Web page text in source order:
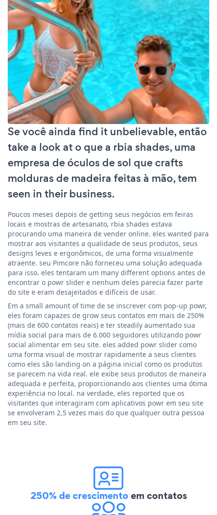
Se você ainda find it unbelievable, então
take a look at o que a rbia shades, uma
empresa de óculos de sol que crafts
molduras de madeira feitas à mão, tem
seen in their business.
Poucos meses depois de getting seus negócios em feiras
locais e mostras de artesanato, rbia shades estava
procurando uma maneira de vender online. eles wanted para
mostrar aos visitantes a qualidade de seus produtos, seus
designs leves e ergonômicos, de uma forma visualmente
atraente. seu Pimcore não forneceu uma solução adequada
para isso. eles tentaram um many different options antes de
encontrar o powr slider e nenhum deles parecia fazer parte
do site e eram desajeitados e difíceis de usar.
Em a small amount of time de se inscrever com pop-up powr,
eles foram capazes de grow seus contatos em mais de 250%
(mais de 600 contatos reais) e ter steadily aumentado sua
mídia social para mais de 6.000 seguidores utilizando powr
social alimentar em seu site. eles added powr slider como
uma forma visual de mostrar rapidamente a seus clientes
como eles são landing on a página inicial como os produtos
se parecem na vida real. ele exibe seus produtos de maneira
adequada e perfeita, proporcionando aos clientes uma ótima
experiência no local. na verdade, eles reported que os
visitantes que interagiram com aplicativos powr em seu site
se envolveram 2,5 vezes mais do que qualquer outra pessoa
em seu site.
250% de crescimentoem contatos